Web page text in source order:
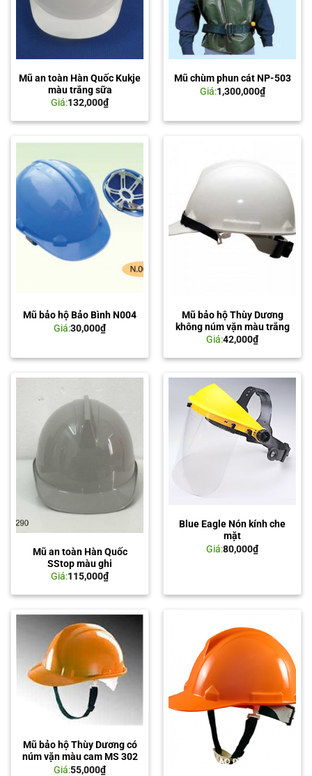
Mũ an toàn Hàn Quốc Kukje
màu trắng sữa
Giá:132,000₫
Mũ chùm phun cát NP-503
Giá:1,300,000₫
Mũ bảo hộ Bảo Bình N004
Giá:30,000₫
Mũ bảo hộ Thùy Dương
không núm vặn màu trắng
Giá:42,000₫
Mũ an toàn Hàn Quốc
SStop màu ghi
Giá:115,000₫
Blue Eagle Nón kính che
mặt
Giá:80,000₫
Mũ bảo hộ Thùy Dương có
núm vặn màu cam MS 302
Giá:55,000₫